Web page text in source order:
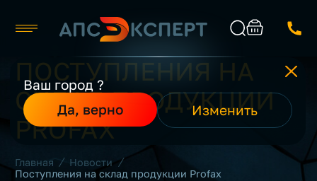
Ваш город ?
Да, верно
Изменить
Москва
Каталог
О компании
Производители
Реализованные проекты
Контакты
ПОСТУПЛЕНИЯ НА
СКЛАД ПРОДУКЦИИ
PROFAX
Главная / Новости /
Поступления на склад продукции Profax
Найти